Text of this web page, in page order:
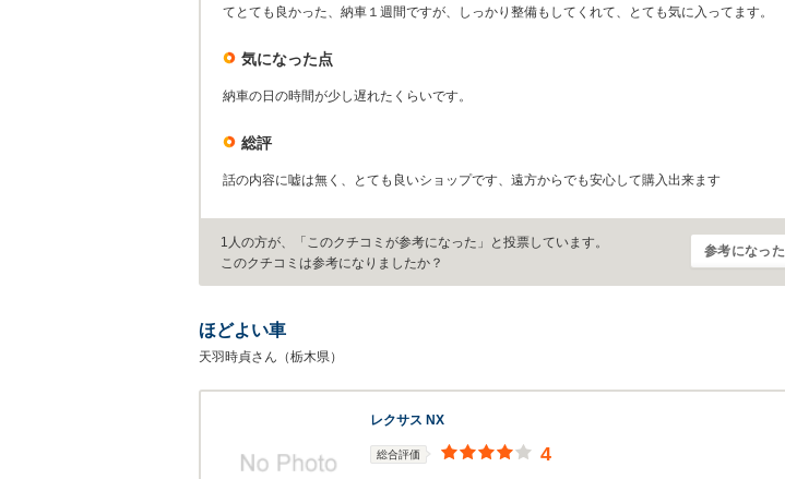
てとても良かった、納車１週間ですが、しっかり整備もしてくれて、とても気に入ってます。
気になった点
納車の日の時間が少し遅れたくらいです。
総評
話の内容に嘘は無く、とても良いショップです、遠方からでも安心して購入出来ます
1人の方が、「このクチコミが参考になった」と投票しています。
このクチコミは参考になりましたか？
参考になった
ほどよい車
天羽時貞さん（栃木県）
レクサス NX
総合評価 4